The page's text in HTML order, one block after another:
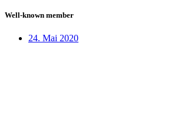
Well-known member
24. Mai 2020